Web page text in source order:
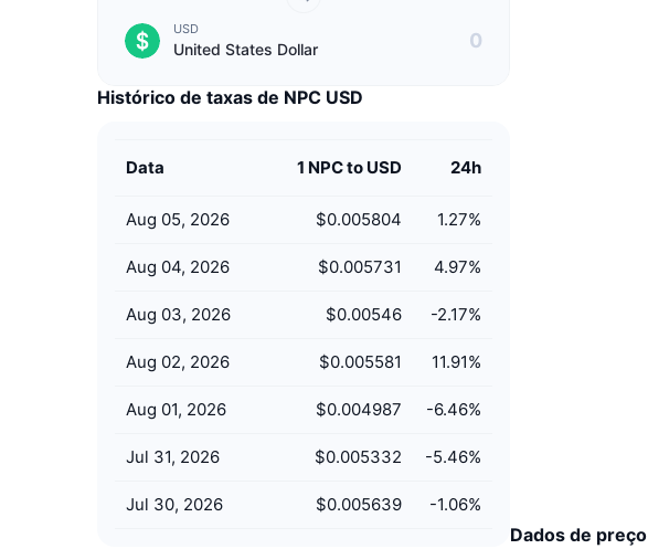
USD
United States Dollar
Histórico de taxas de NPC USD
Data 1 NPC to USD 24h
Aug 05, 2026 $0.005804 1.27%
Aug 04, 2026 $0.005731 4.97%
Aug 03, 2026 $0.00546 -2.17%
Aug 02, 2026 $0.005581 11.91%
Aug 01, 2026 $0.004987 -6.46%
Jul 31, 2026 $0.005332 -5.46%
Jul 30, 2026 $0.005639 -1.06%
Dados de